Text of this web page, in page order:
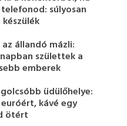
súlyosan
állandó mázli:
születtek a
emberek
üdülőhelye:
kávé egy
ötért